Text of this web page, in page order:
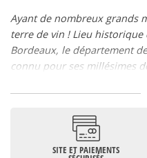
Ayant de nombreux grands
terre de vin ! Lieu
Bordeaux, le département
connu pour ses millésimes
telles que le Médoc, le
nombreux grands crus dont
(Cheval Blanc
bien encore (Pauillacpar
SITE ET PAIEMENTS